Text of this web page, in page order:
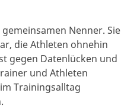
Nenner. Sie
die Athleten ohnehin
gegen Datenlücken und
und Athleten
Trainingsalltag